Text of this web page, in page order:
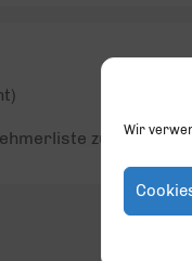
Wir
zu sehen.